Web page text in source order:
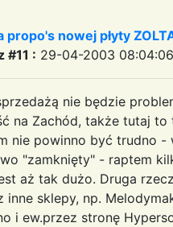
propo's nowej płyty
#11 : 29-04-2003
nie będzie
na Zachód, także tutaj
nie powinno być trudno
"zamknięty" - raptem
aż tak dużo. Druga
inne sklepy, np.
i ew.przez stronę